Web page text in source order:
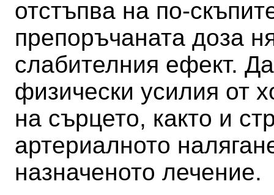
отстъпва на по-
препоръчаната доза
слабителния ефект.
физически усилия от
на сърцето, както и
артериалното
назначеното лечение.